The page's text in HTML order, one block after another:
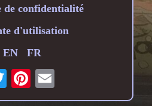
de confidentialité
d'utilisation
EN
FR